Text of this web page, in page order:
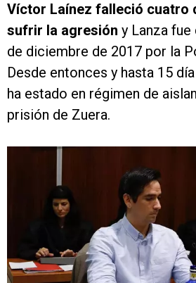
Víctor Laínez falleció cuatro
sufrir la agresión y Lanza fue
de diciembre de 2017 por la
Desde entonces y hasta 15
ha estado en régimen de
prisión de Zuera.